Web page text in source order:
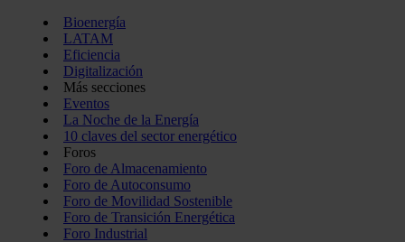
Bioenergía
LATAM
Eficiencia
Digitalización
Más secciones
Eventos
La Noche de la Energía
10 claves del sector energético
Foros
Foro de Almacenamiento
Foro de Autoconsumo
Foro de Movilidad Sostenible
Foro de Transición Energética
Foro Industrial